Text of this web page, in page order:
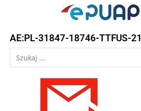
AE:PL-31847-18746-TTFUS-21